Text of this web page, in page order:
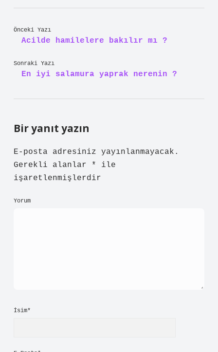
Önceki Yazı
Acilde hamilelere bakılır mı ?
Sonraki Yazı
En iyi salamura yaprak nerenin ?
Bir yanıt yazın
E-posta adresiniz yayınlanmayacak.
Gerekli alanlar
*
ile
işaretlenmişlerdir
Yorum
İsim*